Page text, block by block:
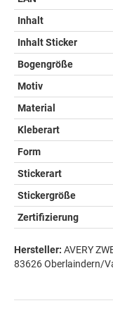
Inhalt
Inhalt Sticker
Bogengröße
Motiv
Material
Kleberart
Form
Stickerart
Stickergröße
Zertifizierung
Hersteller: AVERY
83626 Oberlaindern/